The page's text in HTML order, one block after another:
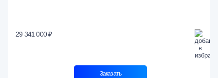
29 341 000 ₽
Заказать